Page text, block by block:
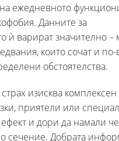
ежедневното
Данните за
ѝ варират значително –
които сочат и
обстоятелства.
изисква
приятели или
и дори да намали
сечение. Добрата